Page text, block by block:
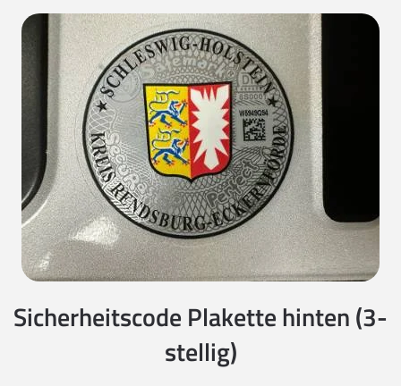
Sicherheitscode Plakette hinten (3-
stellig)